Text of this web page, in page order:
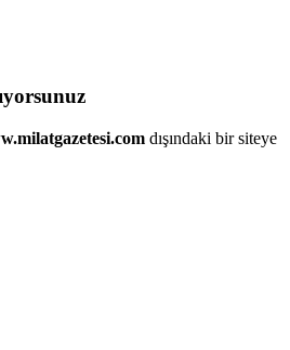
dışındaki bir siteye